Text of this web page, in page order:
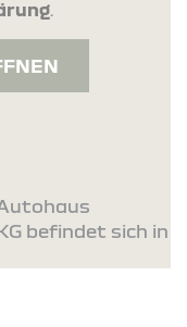
.
befindet sich in